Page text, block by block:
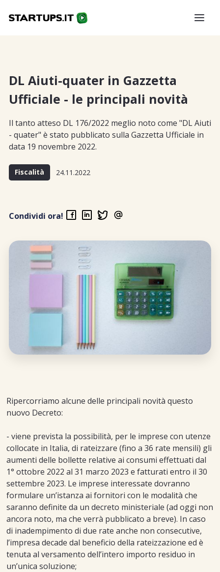
DL Aiuti-quater in Gazzetta
Ufficiale - le principali novità
Il tanto atteso DL 176/2022 meglio noto come "DL Aiuti
- quater" è stato pubblicato sulla Gazzetta Ufficiale in
data 19 novembre 2022.
Fiscalità 24.11.2022
Condividi ora!
Ripercorriamo alcune delle principali novità questo
nuovo Decreto:
- viene prevista la possibilità, per le imprese con utenze
collocate in Italia, di rateizzare (fino a 36 rate mensili) gli
aumenti delle bollette relative ai consumi effettuati dal
1° ottobre 2022 al 31 marzo 2023 e fatturati entro il 30
settembre 2023. Le imprese interessate dovranno
formulare un’istanza ai fornitori con le modalità che
saranno definite da un decreto ministeriale (ad oggi non
ancora noto, ma che verrà pubblicato a breve). In caso
di inadempimento di due rate anche non consecutive,
l’impresa decade dal beneficio della rateizzazione ed è
tenuta al versamento dell’intero importo residuo in
un’unica soluzione;